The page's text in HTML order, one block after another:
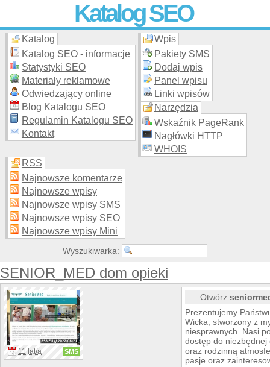
Katalog SEO
Skuteczna i promocja stron WWW –
moderowanego katalogu za darmo!
Katalog
Katalog SEO - informacje
Statystyki SEO
Materiały reklamowe
Odwiedzający online
Blog Katalogu SEO
Regulamin Katalogu SEO
Kontakt
Wpis
Pakiety SMS
Dodaj wpis
Panel wpisu
Linki wpisów
Narzędzia
Wskaźnik PageRank
Nagłówki HTTP
WHOIS
RSS
Najnowsze komentarze
Najnowsze wpisy
Najnowsze wpisy SMS
Najnowsze wpisy SEO
Najnowsze wpisy Mini
Wyszukiwarka:
SENIOR_MED dom opieki
11 lat/a SMS
Otwórz
Prezentujemy
Wicka, stworzony z
niesprawnych. Nasi
dostęp do niezbędnej
oraz rodzinną
pasje oraz